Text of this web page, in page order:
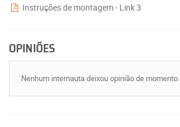
Instruções de montagem - Link 3
OPINIÕES
Nenhum internauta deixou opinião de momento.